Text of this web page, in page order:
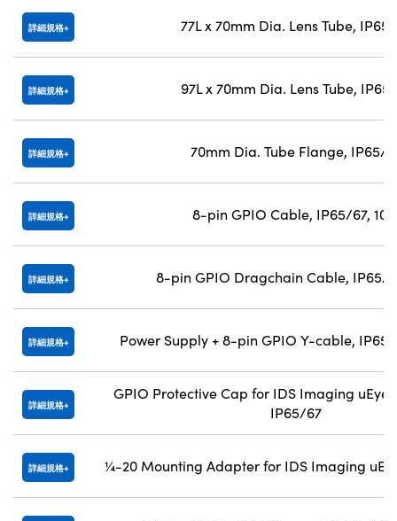
詳細規格 77L x 70mm Dia. Lens Tube,
詳細規格 97L x 70mm Dia. Lens Tube,
詳細規格 70mm Dia. Tube Flange, IP65/
詳細規格 8-pin GPIO Cable, IP65/67,
詳細規格 8-pin GPIO Dragchain Cable, IP65/
詳細規格 Power Supply + 8-pin GPIO Y-cable,
詳細規格
GPIO Protective Cap for IDS Imaging
IP65/67
詳細規格 ¼-20 Mounting Adapter for IDS Imaging